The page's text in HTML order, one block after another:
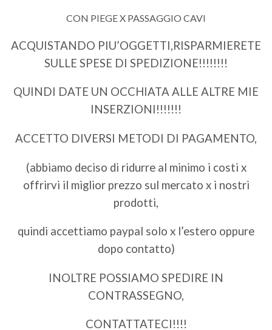
CON PIEGE X PASSAGGIO CAVI
ACQUISTANDO PIU’OGGETTI,RISPARMIERETE
SULLE SPESE DI SPEDIZIONE!!!!!!!!
QUINDI DATE UN OCCHIATA ALLE ALTRE MIE
INSERZIONI!!!!!!!
ACCETTO DIVERSI METODI DI PAGAMENTO,
(abbiamo deciso di ridurre al minimo i costi x
offrirvi il miglior prezzo sul mercato x i nostri
prodotti,
quindi accettiamo paypal solo x l’estero oppure
dopo contatto)
INOLTRE POSSIAMO SPEDIRE IN
CONTRASSEGNO,
CONTATTATECI!!!!